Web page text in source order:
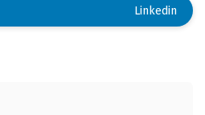
Linkedin